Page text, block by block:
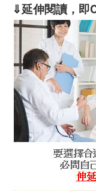
⇓延伸閱讀，即